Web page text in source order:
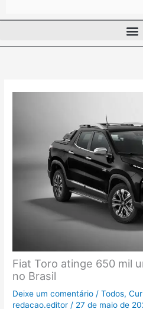
Fiat Toro atinge 650 mil
no Brasil
Deixe um comentário /Todos,
redacao.editor / 27 de maio de